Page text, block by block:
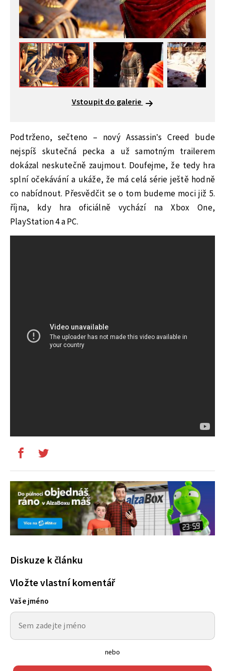
Vstoupit do galerie
Podtrženo, sečteno – nový Assassin’s Creed bude
nejspíš skutečná pecka a už samotným trailerem
dokázal neskutečně zaujmout. Doufejme, že tedy hra
splní očekávání a ukáže, že má celá série ještě hodně
co nabídnout. Přesvědčit se o tom budeme moci již 5.
října, kdy hra oficiálně vychází na Xbox One,
PlayStation 4 a PC.
Diskuze k článku
Vložte vlastní komentář
Vaše jméno
nebo